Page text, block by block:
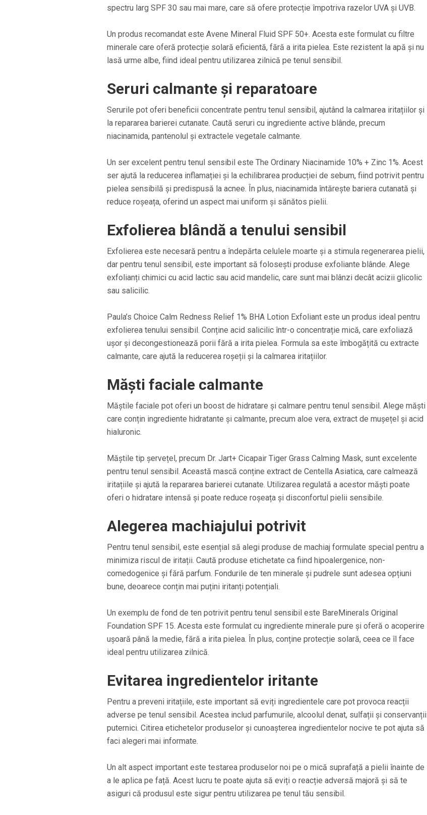
spectru larg SPF 30 sau mai mare, care să ofere protecție împotriva razelor UVA și UVB.
Un produs recomandat este Avene Mineral Fluid SPF 50+. Acesta este formulat cu filtre
minerale care oferă protecție solară eficientă, fără a irita pielea. Este rezistent la apă și nu
lasă urme albe, fiind ideal pentru utilizarea zilnică pe tenul sensibil.
Seruri calmante și reparatoare
Serurile pot oferi beneficii concentrate pentru tenul sensibil, ajutând la calmarea iritațiilor și
la repararea barierei cutanate. Caută seruri cu ingrediente active blânde, precum
niacinamida, pantenolul și extractele vegetale calmante.
Un ser excelent pentru tenul sensibil este The Ordinary Niacinamide 10% + Zinc 1%. Acest
ser ajută la reducerea inflamației și la echilibrarea producției de sebum, fiind potrivit pentru
pielea sensibilă și predispusă la acnee. În plus, niacinamida întărește bariera cutanată și
reduce roșeața, oferind un aspect mai uniform și sănătos pielii.
Exfolierea blândă a tenului sensibil
Exfolierea este necesară pentru a îndepărta celulele moarte și a stimula regenerarea pielii,
dar pentru tenul sensibil, este important să folosești produse exfoliante blânde. Alege
exfolianți chimici cu acid lactic sau acid mandelic, care sunt mai blânzi decât acizii glicolic
sau salicilic.
Paula’s Choice Calm Redness Relief 1% BHA Lotion Exfoliant este un produs ideal pentru
exfolierea tenului sensibil. Conține acid salicilic într-o concentrație mică, care exfoliază
ușor și decongestionează porii fără a irita pielea. Formula sa este îmbogățită cu extracte
calmante, care ajută la reducerea roșeții și la calmarea iritațiilor.
Măști faciale calmante
Măștile faciale pot oferi un boost de hidratare și calmare pentru tenul sensibil. Alege măști
care conțin ingrediente hidratante și calmante, precum aloe vera, extract de mușețel și acid
hialuronic.
Măștile tip șervețel, precum Dr. Jart+ Cicapair Tiger Grass Calming Mask, sunt excelente
pentru tenul sensibil. Această mască conține extract de Centella Asiatica, care calmează
iritațiile și ajută la repararea barierei cutanate. Utilizarea regulată a acestor măști poate
oferi o hidratare intensă și poate reduce roșeața și disconfortul pielii sensibile.
Alegerea machiajului potrivit
Pentru tenul sensibil, este esențial să alegi produse de machiaj formulate special pentru a
minimiza riscul de iritații. Caută produse etichetate ca fiind hipoalergenice, non-
comedogenice și fără parfum. Fondurile de ten minerale și pudrele sunt adesea opțiuni
bune, deoarece conțin mai puțini iritanți potențiali.
Un exemplu de fond de ten potrivit pentru tenul sensibil este BareMinerals Original
Foundation SPF 15. Acesta este formulat cu ingrediente minerale pure și oferă o acoperire
ușoară până la medie, fără a irita pielea. În plus, conține protecție solară, ceea ce îl face
ideal pentru utilizarea zilnică.
Evitarea ingredientelor iritante
Pentru a preveni iritațiile, este important să eviți ingredientele care pot provoca reacții
adverse pe tenul sensibil. Acestea includ parfumurile, alcoolul denat, sulfații și conservanții
puternici. Citirea etichetelor produselor și cunoașterea ingredientelor nocive te pot ajuta să
faci alegeri mai informate.
Un alt aspect important este testarea produselor noi pe o mică suprafață a pielii înainte de
a le aplica pe față. Acest lucru te poate ajuta să eviți o reacție adversă majoră și să te
asiguri că produsul este sigur pentru utilizarea pe tenul tău sensibil.